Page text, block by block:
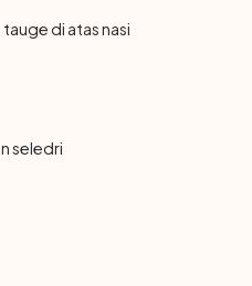
di atas nasi
seledri